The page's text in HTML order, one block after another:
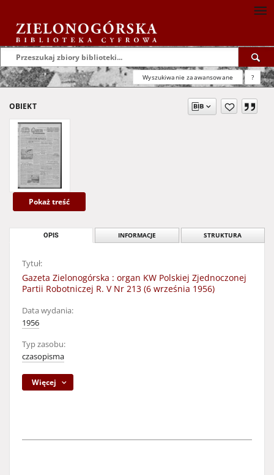
Wyszukiwanie zaawansowane ?
OBIEKT
Pokaż treść
OPIS INFORMACJE STRUKTURA
Tytuł:
Gazeta Zielonogórska : organ KW Polskiej Zjednoczonej
Partii Robotniczej R. V Nr 213 (6 września 1956)
Data wydania:
1956
Typ zasobu:
czasopisma
Więcej